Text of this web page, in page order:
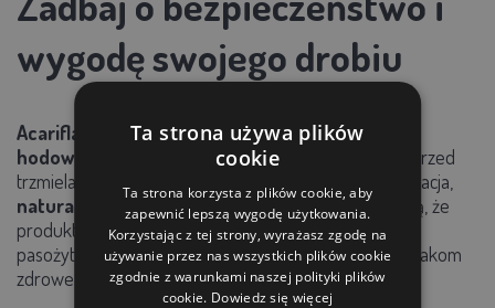
wygodę swojego drobiu
Acariflash to świetne rozwiązanie dla każdego
hodowcy
, który chce zabezpieczyć swoją hodowlę przed
trzmielami
bez ingerencji chemicznej. Prosta aplikacja,
naturalny składiniezawodne działaniesprawiają, że
produkt ten jest nieocenionym narzędziem w walce z
pasożytami. Postaw na naturę i zapewnij swoim kurczakom
zdrowe i bezpieczne środowisko!
Ta strona używa plików
cookie
Ta strona korzysta z plików cookie, aby
zapewnić lepszą wygodę użytkowania.
Korzystając z tej strony, wyrażasz zgodę na
używanie przez nas wszystkich plików cookie
zgodnie z warunkami naszej polityki plików
cookie. Dowiedz się więcej